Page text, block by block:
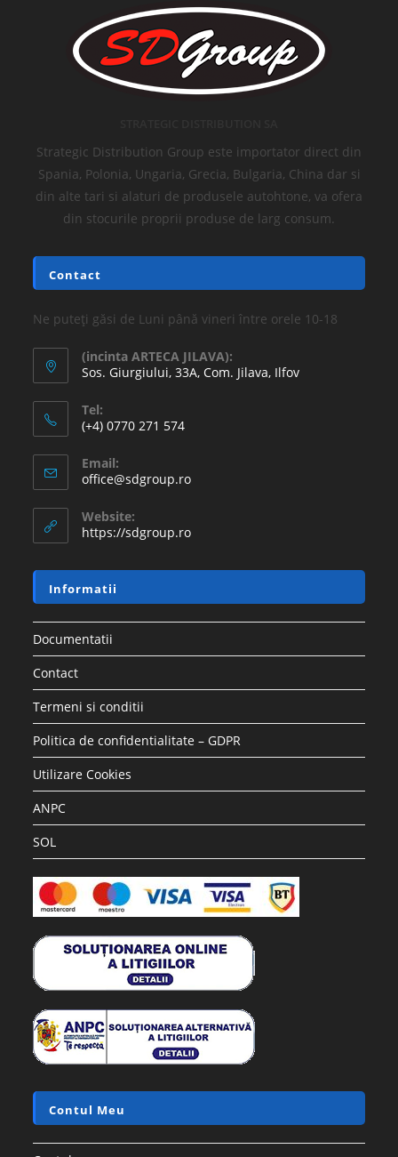
Strategic Distribution Group este importator direct din
Spania, Polonia, Ungaria, Grecia, Bulgaria, China dar si
din alte tari si alaturi de produsele autohtone, va ofera
din stocurile proprii produse de larg consum.
Contact
Ne puteți găsi de Luni până vineri între orele 10-18
(incinta ARTECA JILAVA):
Sos. Giurgiului, 33A, Com. Jilava, Ilfov
Tel:
(+4) 0770 271 574
Email:
office@sdgroup.ro
Website:
https://sdgroup.ro
Informatii
Documentatii
Contact
Termeni si conditii
Politica de confidentialitate – GDPR
Utilizare Cookies
ANPC
SOL
Contul Meu